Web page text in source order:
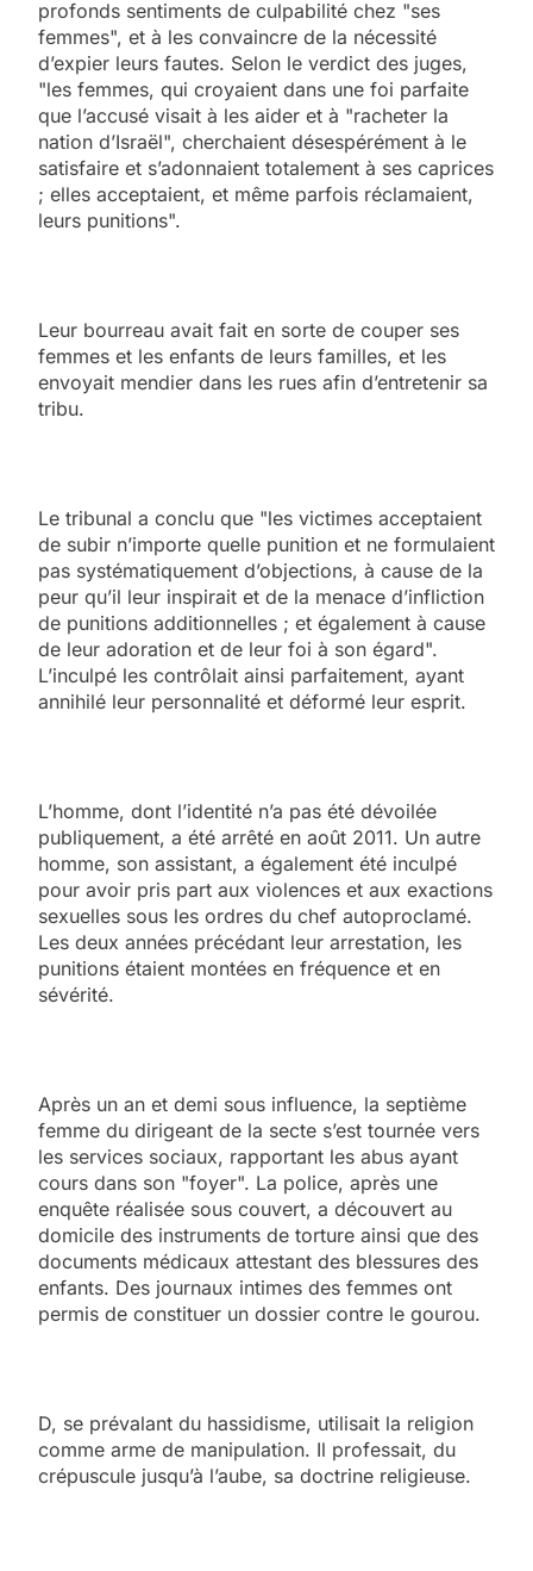
profonds sentiments de culpabilité chez "ses
femmes", et à les convaincre de la nécessité
d’expier leurs fautes. Selon le verdict des juges,
"les femmes, qui croyaient dans une foi parfaite
que l’accusé visait à les aider et à "racheter la
nation d’Israël", cherchaient désespérément à le
satisfaire et s’adonnaient totalement à ses caprices
; elles acceptaient, et même parfois réclamaient,
leurs punitions".
Leur bourreau avait fait en sorte de couper ses
femmes et les enfants de leurs familles, et les
envoyait mendier dans les rues afin d’entretenir sa
tribu.
Le tribunal a conclu que "les victimes acceptaient
de subir n’importe quelle punition et ne formulaient
pas systématiquement d’objections, à cause de la
peur qu’il leur inspirait et de la menace d’infliction
de punitions additionnelles ; et également à cause
de leur adoration et de leur foi à son égard".
L’inculpé les contrôlait ainsi parfaitement, ayant
annihilé leur personnalité et déformé leur esprit.
L’homme, dont l’identité n’a pas été dévoilée
publiquement, a été arrêté en août 2011. Un autre
homme, son assistant, a également été inculpé
pour avoir pris part aux violences et aux exactions
sexuelles sous les ordres du chef autoproclamé.
Les deux années précédant leur arrestation, les
punitions étaient montées en fréquence et en
sévérité.
Après un an et demi sous influence, la septième
femme du dirigeant de la secte s’est tournée vers
les services sociaux, rapportant les abus ayant
cours dans son "foyer". La police, après une
enquête réalisée sous couvert, a découvert au
domicile des instruments de torture ainsi que des
documents médicaux attestant des blessures des
enfants. Des journaux intimes des femmes ont
permis de constituer un dossier contre le gourou.
D, se prévalant du hassidisme, utilisait la religion
comme arme de manipulation. Il professait, du
crépuscule jusqu’à l’aube, sa doctrine religieuse.